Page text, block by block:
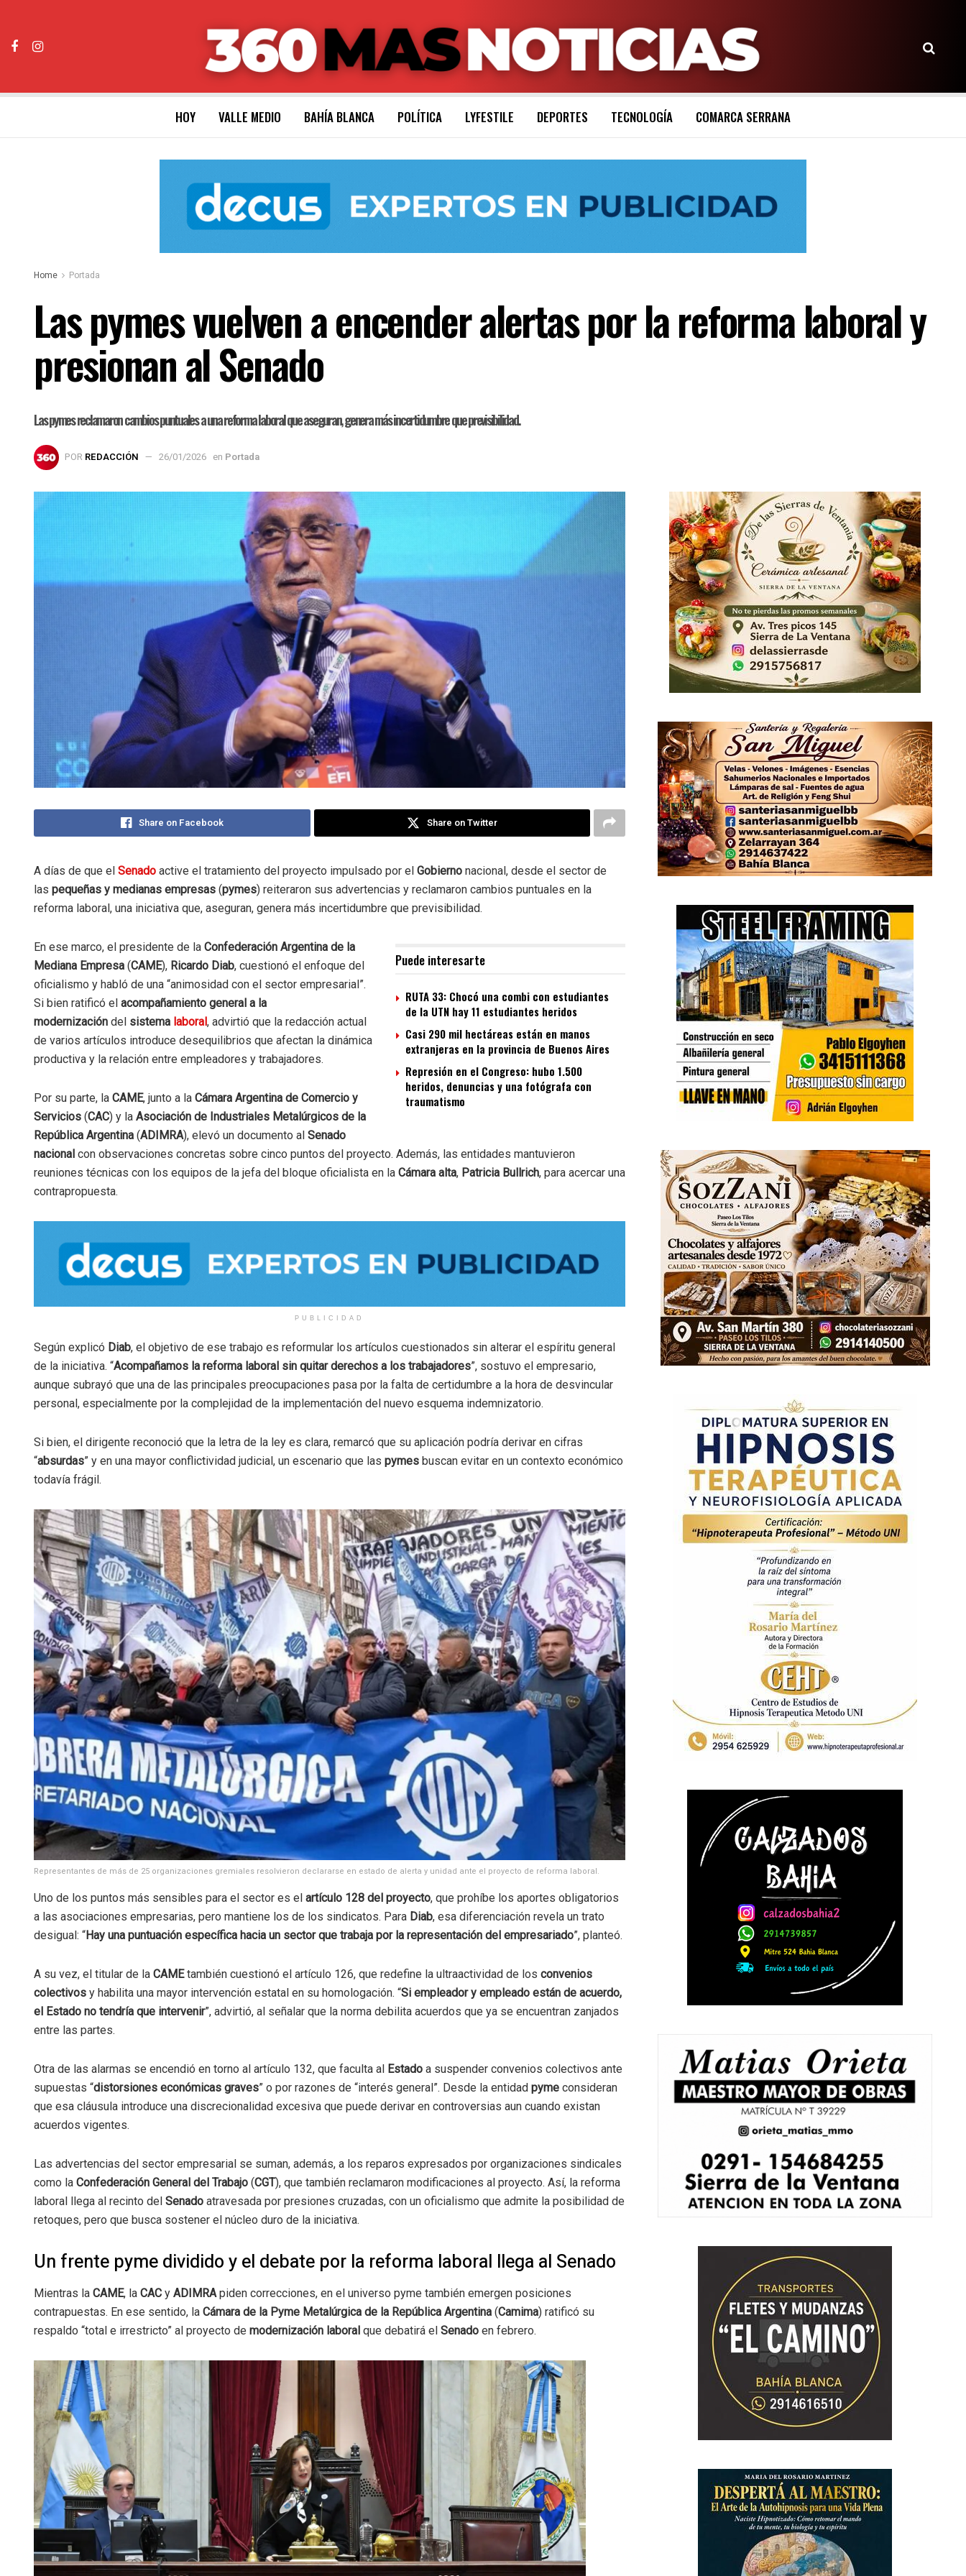
HOY VALLE MEDIO BAHÍA BLANCA POLÍTICA LYFESTILE DEPORTES TECNOLOGÍA COMARCA SERRANA
Home Portada
Las pymes vuelven a encender alertas por la reforma laboral y
presionan al Senado
Las pymes reclamaron cambios puntuales a una reforma laboral que aseguran, genera más incertidumbre que previsibilidad.
POR REDACCIÓN 26/01/2026 en Portada
Share on Facebook Share on Twitter
A días de que el Senado active el tratamiento del proyecto impulsado por el Gobierno nacional, desde el sector de
las pequeñas y medianas empresas (pymes) reiteraron sus advertencias y reclamaron cambios puntuales en la
reforma laboral, una iniciativa que, aseguran, genera más incertidumbre que previsibilidad.
Puede interesarte
RUTA 33: Chocó una combi con estudiantes
de la UTN hay 11 estudiantes heridos
Casi 290 mil hectáreas están en manos
extranjeras en la provincia de Buenos Aires
Represión en el Congreso: hubo 1.500
heridos, denuncias y una fotógrafa con
traumatismo
En ese marco, el presidente de la Confederación Argentina de la
Mediana Empresa (CAME), Ricardo Diab, cuestionó el enfoque del
oficialismo y habló de una “animosidad con el sector empresarial”.
Si bien ratificó el acompañamiento general a la
modernización del sistema laboral, advirtió que la redacción actual
de varios artículos introduce desequilibrios que afectan la dinámica
productiva y la relación entre empleadores y trabajadores.
Por su parte, la CAME, junto a la Cámara Argentina de Comercio y
Servicios (CAC) y la Asociación de Industriales Metalúrgicos de la
República Argentina (ADIMRA), elevó un documento al Senado
nacional con observaciones concretas sobre cinco puntos del proyecto. Además, las entidades mantuvieron
reuniones técnicas con los equipos de la jefa del bloque oficialista en la Cámara alta, Patricia Bullrich, para acercar una
contrapropuesta.
PUBLICIDAD
Según explicó Diab, el objetivo de ese trabajo es reformular los artículos cuestionados sin alterar el espíritu general
de la iniciativa. “Acompañamos la reforma laboral sin quitar derechos a los trabajadores”, sostuvo el empresario,
aunque subrayó que una de las principales preocupaciones pasa por la falta de certidumbre a la hora de desvincular
personal, especialmente por la complejidad de la implementación del nuevo esquema indemnizatorio.
Si bien, el dirigente reconoció que la letra de la ley es clara, remarcó que su aplicación podría derivar en cifras
“absurdas” y en una mayor conflictividad judicial, un escenario que las pymes buscan evitar en un contexto económico
todavía frágil.
Representantes de más de 25 organizaciones gremiales resolvieron declararse en estado de alerta y unidad ante el proyecto de reforma laboral.
Uno de los puntos más sensibles para el sector es el artículo 128 del proyecto, que prohíbe los aportes obligatorios
a las asociaciones empresarias, pero mantiene los de los sindicatos. Para Diab, esa diferenciación revela un trato
desigual: “Hay una puntuación específica hacia un sector que trabaja por la representación del empresariado”, planteó.
A su vez, el titular de la CAMEtambién cuestionó el artículo 126, que redefine la ultraactividad de los convenios
colectivos y habilita una mayor intervención estatal en su homologación. “Si empleador y empleado están de acuerdo,
el Estado no tendría que intervenir”, advirtió, al señalar que la norma debilita acuerdos que ya se encuentran zanjados
entre las partes.
Otra de las alarmas se encendió en torno al artículo 132, que faculta al Estado a suspender convenios colectivos ante
supuestas “distorsiones económicas graves” o por razones de “interés general”. Desde la entidad pyme consideran
que esa cláusula introduce una discrecionalidad excesiva que puede derivar en controversias aun cuando existan
acuerdos vigentes.
Las advertencias del sector empresarial se suman, además, a los reparos expresados por organizaciones sindicales
como la Confederación General del Trabajo (CGT), que también reclamaron modificaciones al proyecto. Así, la reforma
laboral llega al recinto del Senado atravesada por presiones cruzadas, con un oficialismo que admite la posibilidad de
retoques, pero que busca sostener el núcleo duro de la iniciativa.
Un frente pyme dividido y el debate por la reforma laboral llega al Senado
Mientras la CAME, la CAC y ADIMRA piden correcciones, en el universo pyme también emergen posiciones
contrapuestas. En ese sentido, la Cámara de la Pyme Metalúrgica de la República Argentina (Camima) ratificó su
respaldo “total e irrestricto” al proyecto de modernización laboral que debatirá el Senado en febrero.